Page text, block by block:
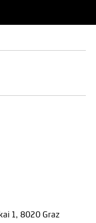
1, 8020 Graz